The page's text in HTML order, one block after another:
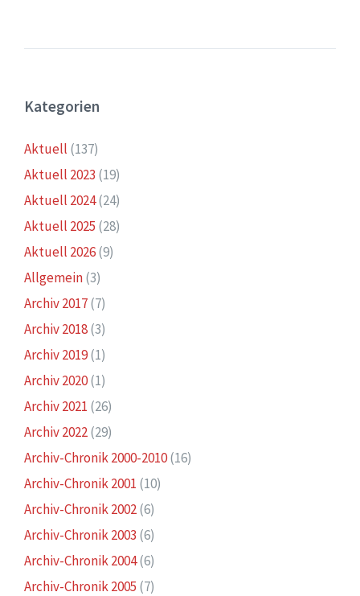
Beiträge
Kategorien
Aktuell (137)
Aktuell 2023 (19)
Aktuell 2024(24)
Aktuell 2025 (28)
Aktuell 2026(9)
Allgemein(3)
Archiv 2017(7)
Archiv 2018(3)
Archiv 2019(1)
Archiv 2020(1)
Archiv 2021 (26)
Archiv 2022(29)
Archiv-Chronik 2000-2010(16)
Archiv-Chronik 2001 (10)
Archiv-Chronik 2002(6)
Archiv-Chronik 2003 (6)
Archiv-Chronik 2004(6)
Archiv-Chronik 2005 (7)